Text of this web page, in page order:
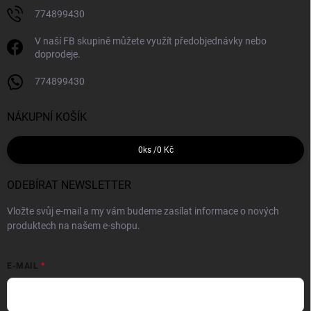
774899430
V naší FB skupině můžete využít předobjednávky nebo
doprodeje.
774899430
NÁKUPNÍ KOŠÍK
0 ks /0 Kč
ODEBÍRAT NEWSLETTER
Vložte svůj e-mail a my vám budeme zasílat informace o nových
produktech na našem e-shopu.
E-MAIL